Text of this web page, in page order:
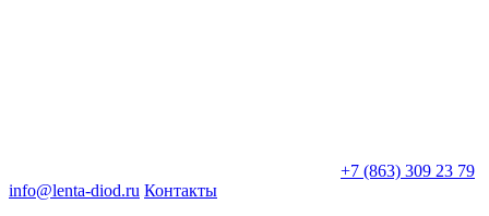
+7 (863) 309 23 79
info@lenta-diod.ru Контакты